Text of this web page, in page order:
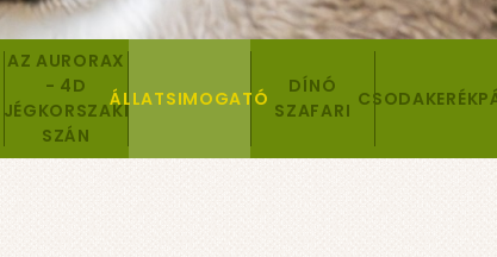
AZ AURORAX
- 4D
JÉGKORSZAKI
SZÁN
ÁLLATSIMOGATÓ
DÍNÓ
SZAFARI